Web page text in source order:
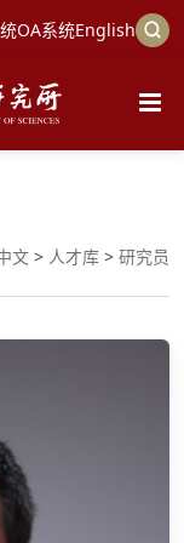
OA系统English
文 > 人才库 > 研究员